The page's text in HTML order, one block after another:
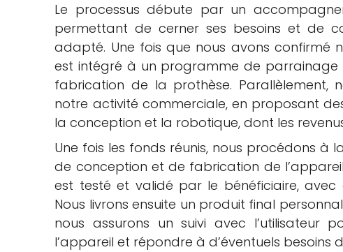
Le processus débute par un
permettant de cerner ses besoins et de
adapté. Une fois que nous avons confirmé
est intégré à un programme de parrainage
fabrication de la prothèse. Parallèlement,
notre activité commerciale, en proposant
la conception et la robotique, dont les
Une fois les fonds réunis, nous procédons à
de conception et de fabrication de
est testé et validé par le bénéficiaire, avec
Nous livrons ensuite un produit final
nous assurons un suivi avec l’utilisateur
l’appareil et répondre à d’éventuels besoins